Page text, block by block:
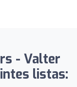
- Valter
listas: